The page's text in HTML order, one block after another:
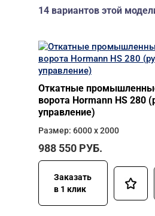
14 вариантов этой
Откатные
ворота Hormann HS 280
управление)
Размер: 6000 х 2000
988 550 РУБ.
Заказать
в 1 клик